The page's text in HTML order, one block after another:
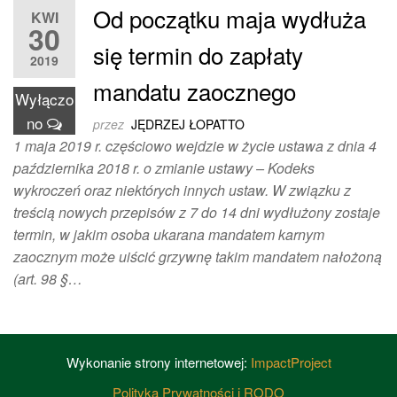
KWI
30
2019
Wyłączo
no
Od początku maja wydłuża
się termin do zapłaty
mandatu zaocznego
przez JĘDRZEJ ŁOPATTO
1 maja 2019 r. częściowo wejdzie w życie ustawa z dnia 4
października 2018 r. o zmianie ustawy – Kodeks
wykroczeń oraz niektórych innych ustaw. W związku z
treścią nowych przepisów z 7 do 14 dni wydłużony zostaje
termin, w jakim osoba ukarana mandatem karnym
zaocznym może uiścić grzywnę takim mandatem nałożoną
(art. 98 §…
Wykonanie strony internetowej: ImpactProject
Polityka Prywatności i RODO